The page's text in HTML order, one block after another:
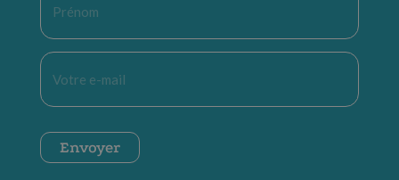
E-
mail
CAPTCHA
Envoyer